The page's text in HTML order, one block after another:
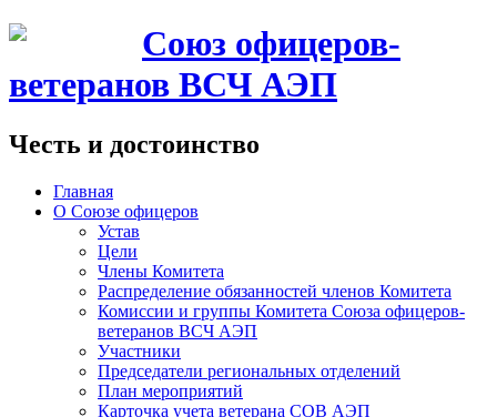
Союз офицеров-
ветеранов ВСЧ АЭП
Честь и достоинство
Главная
О Союзе офицеров
Устав
Цели
Члены Комитета
Распределение обязанностей членов Комитета
Комиссии и группы Комитета Союза офицеров-
ветеранов ВСЧ АЭП
Участники
Председатели региональных отделений
План мероприятий
Карточка учета ветерана CОВ АЭП